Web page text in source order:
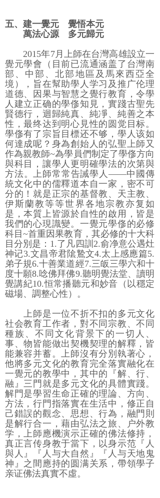
五、建一覺元 覺悟本元
萬法心源 多元歸元
2015年7月上師在台灣高雄設立一
覺元學會（目前已流通涵盖了台灣南
部、中部、北部地區及馬來西亞全
境），旨在幫助學人学习及推广伦理
道德、因果与智慧之覺行教育，令學
人建立正确的學俢知見，實踐古聖先
賢德行，迴歸純真、純凈、純善之本
性，最终达到明心見性的圆觉目标。
學俢有了宗旨目標还不够，學人该如
何達成呢？身為創始人的弘聖上師又
作為親教師~為學員們制定了學俢方向
與科目，讓學人更明確學法的次第與
方法。上師常常告誡學人――中國傳
統文化中的儒釋道本自一家，密不可
分的！就是正宗的基督教、天主教、
伊斯蘭教等等世界各地宗教亦复如
是，本質上皆源於自性的啟用，皆是
我們的心現識變。一覺元學俢的必修
科目~首重因果教育，其必修的十大科
目分別是：1.了凡四訓2.俞净意公遇灶
神记3.文昌帝君隂鷙文4.太上感應篇5.
弟子規6.十善業道經7.三皈三學六和十
度十願8.唸佛拜佛9.聽明覺法堂、讀明
覺講紀10.恒常播聽元和妙音（以穩定
磁場、調整心性）。
上師是一位不折不扣的多元文化
社会教育工作者，對不同宗教、不同
種族、不同文化背景下的一切人、
事、物皆能做出契機契理的解釋，皆
能兼容并蓄。上師沒有分別執著心，
他將多元文化的教育完全落實融化在
一覺元的教學中，其中的『解、行、
融』三門就是多元文化的具體實踐。
解門是學習生命正確的理論、方向、
方法，行門指落實在生活中，修正自
己錯誤的觀念、思想、行為，融門則
是解行合一，藉由弘法之旅、户外教
学，上師應機演示正確的佛法修持，
真正言传身教于當下，以身示范『人
與人』『人与大自然』『人与天地鬼
神』之間應持的圆满关系，帶領學子
亲证佛法真實不虛。